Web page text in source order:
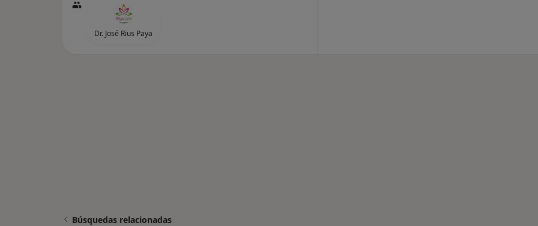
Dr. José Rius Paya
Búsquedas relacionadas